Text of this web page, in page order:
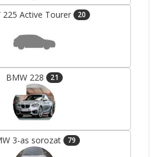
225 Active Tourer 20
BMW 228 21
3-as sorozat 79